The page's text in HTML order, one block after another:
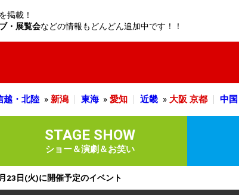
を掲載！
・展覧会などの情報もどんどん追加中です！！
越・北陸 » 新潟 東海 » 愛知 近畿 » 大阪 京都 中国
STAGE SHOW
ショー＆演劇＆お笑い
23日(火)に開催予定のイベント